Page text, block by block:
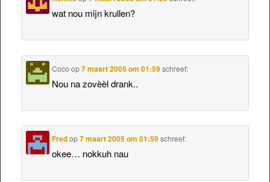
wat nou mijn krullen?
Coco op7 maart 2005 om 01:59 schreef:
Nou na zovèèl drank..
Fredop7 maart 2005 om 01:59 schreef:
okee… nokkuh nau